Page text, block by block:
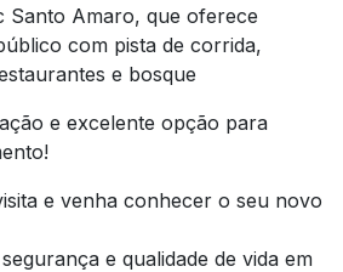
Santo Amaro, que oferece
com pista de corrida,
e bosque
e excelente opção para
e venha conhecer o seu novo
e qualidade de vida em